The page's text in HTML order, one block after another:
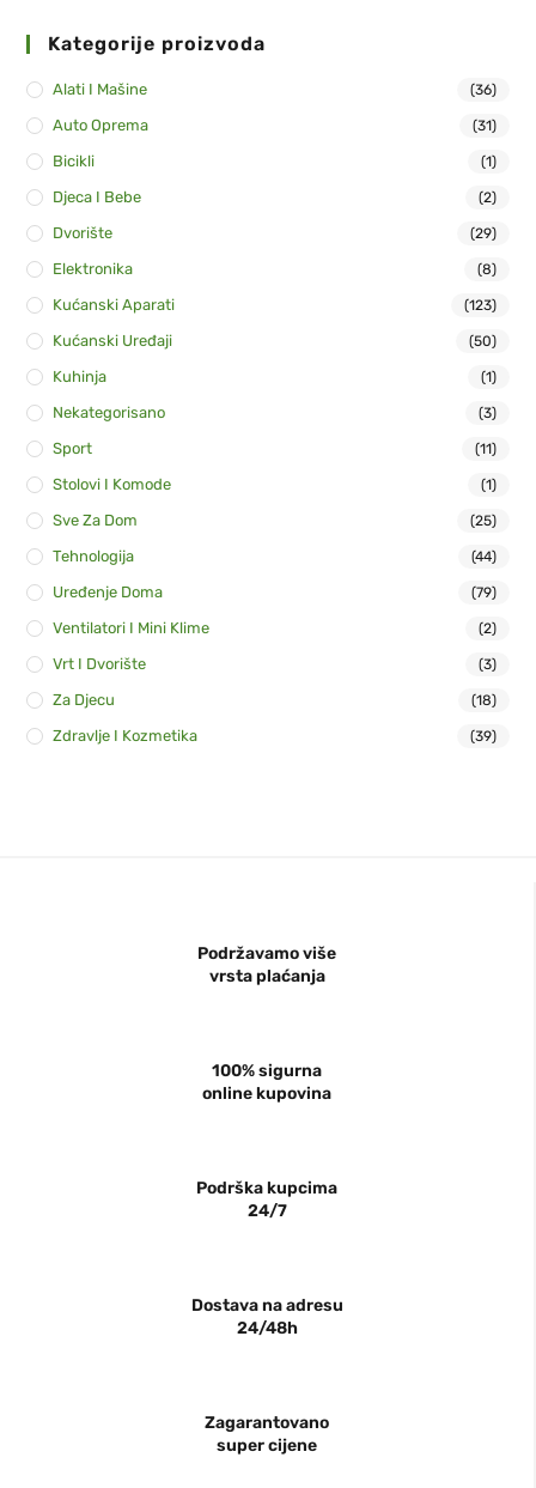
Kategorije proizvoda
Alati I Mašine (36)
Auto Oprema (31)
Bicikli (1)
Djeca I Bebe (2)
Dvorište (29)
Elektronika (8)
Kućanski Aparati (123)
Kućanski Uređaji (50)
Kuhinja (1)
Nekategorisano (3)
Sport (11)
Stolovi I Komode (1)
Sve Za Dom (25)
Tehnologija (44)
Uređenje Doma (79)
Ventilatori I Mini Klime (2)
Vrt I Dvorište (3)
Za Djecu (18)
Zdravlje I Kozmetika (39)
Podržavamo više
vrsta plaćanja
100% sigurna
online kupovina
Podrška kupcima
24/7
Dostava na adresu
24/48h
Zagarantovano
super cijene